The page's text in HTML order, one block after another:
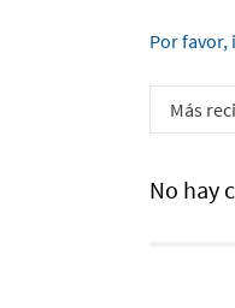
Por
Más
No hay